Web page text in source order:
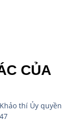
CỦA
thí Ủy quyền